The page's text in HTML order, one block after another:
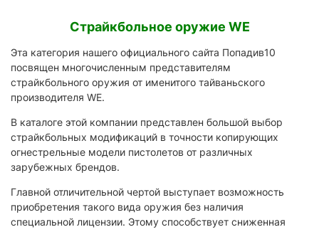
Страйкбольное оружие WE
Эта категория нашего официального сайта Попадив10
посвящен многочисленным представителям
страйкбольного оружия от именитого тайваньского
производителя WE.
В каталоге этой компании представлен большой выбор
страйкбольных модификаций в точности копирующих
огнестрельные модели пистолетов от различных
зарубежных брендов.
Главной отличительной чертой выступает возможность
приобретения такого вида оружия без наличия
специальной лицензии. Этому способствует сниженная